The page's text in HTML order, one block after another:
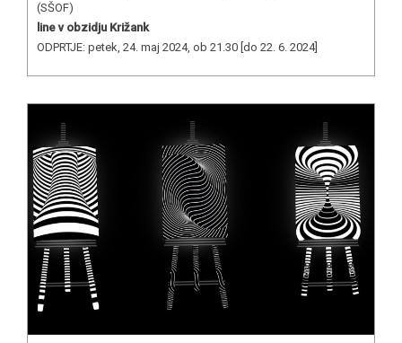
(SŠOF)
line v obzidju Križank
ODPRTJE: petek, 24. maj 2024, ob 21.30 [do 22. 6. 2024]